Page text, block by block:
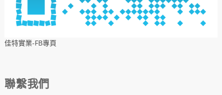
佳特實業-FB專頁
聯繫我們